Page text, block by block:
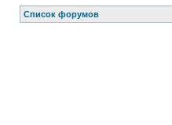
Список форумов